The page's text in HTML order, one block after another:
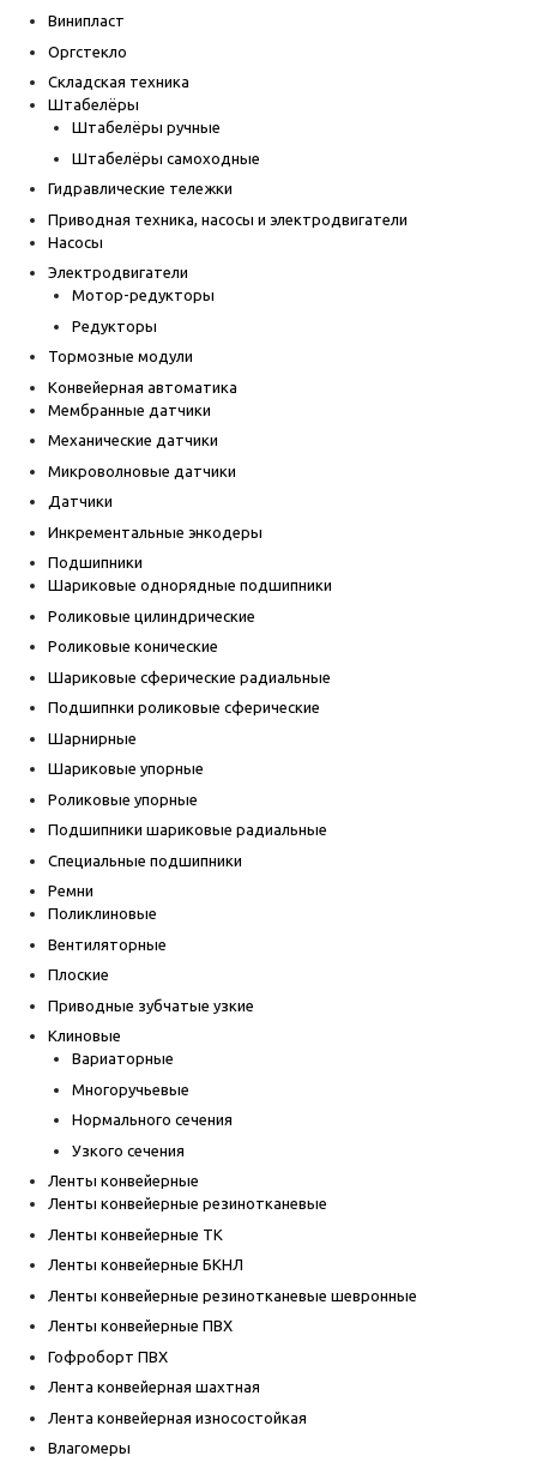
Винипласт
Оргстекло
Складская техника
Штабелёры
Штабелёры ручные
Штабелёры самоходные
Гидравлические тележки
Приводная техника, насосы и электродвигатели
Насосы
Электродвигатели
Мотор-редукторы
Редукторы
Тормозные модули
Конвейерная автоматика
Мембранные датчики
Механические датчики
Микроволновые датчики
Датчики
Инкрементальные энкодеры
Подшипники
Шариковые однорядные подшипники
Роликовые цилиндрические
Роликовые конические
Шариковые сферические радиальные
Подшипнки роликовые сферические
Шарнирные
Шариковые упорные
Роликовые упорные
Подшипники шариковые радиальные
Специальные подшипники
Ремни
Поликлиновые
Вентиляторные
Плоские
Приводные зубчатые узкие
Клиновые
Вариаторные
Многоручьевые
Нормального сечения
Узкого сечения
Ленты конвейерные
Ленты конвейерные резинотканевые
Ленты конвейерные ТК
Ленты конвейерные БКНЛ
Ленты конвейерные резинотканевые шевронные
Ленты конвейерные ПВХ
Гофроборт ПВХ
Лента конвейерная шахтная
Лента конвейерная износостойкая
Влагомеры